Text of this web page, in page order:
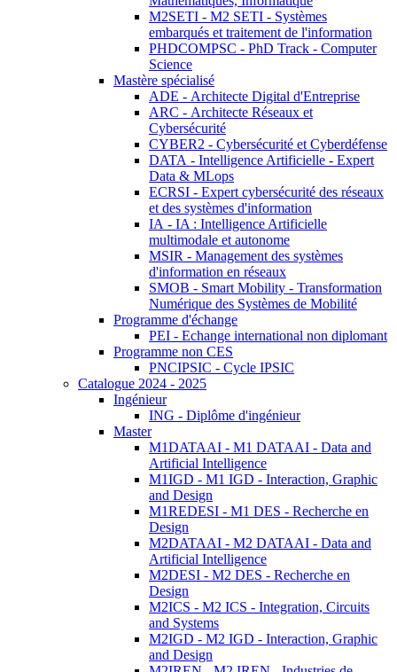
M2SETI - M2 SETI - Systèmes
embarqués et traitement de l'information
PHDCOMPSC - PhD Track - Computer
Science
Mastère spécialisé
ADE - Architecte Digital d'Entreprise
ARC - Architecte Réseaux et
Cybersécurité
CYBER2 - Cybersécurité et Cyberdéfense
DATA - Intelligence Artificielle - Expert
Data & MLops
ECRSI - Expert cybersécurité des réseaux
et des systèmes d'information
IA - IA : Intelligence Artificielle
multimodale et autonome
MSIR - Management des systèmes
d'information en réseaux
SMOB - Smart Mobility - Transformation
Numérique des Systèmes de Mobilité
Programme d'échange
PEI - Echange international non diplomant
Programme non CES
PNCIPSIC - Cycle IPSIC
Catalogue 2024 - 2025
Ingénieur
ING - Diplôme d'ingénieur
Master
M1DATAAI - M1 DATAAI - Data and
Artificial Intelligence
M1IGD - M1 IGD - Interaction, Graphic
and Design
M1REDESI - M1 DES - Recherche en
Design
M2DATAAI - M2 DATAAI - Data and
Artificial Intelligence
M2DESI - M2 DES - Recherche en
Design
M2ICS - M2 ICS - Integration, Circuits
and Systems
M2IGD - M2 IGD - Interaction, Graphic
and Design